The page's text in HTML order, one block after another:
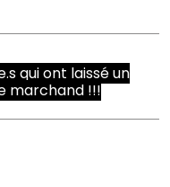
qui ont laissé un
marchand !!!